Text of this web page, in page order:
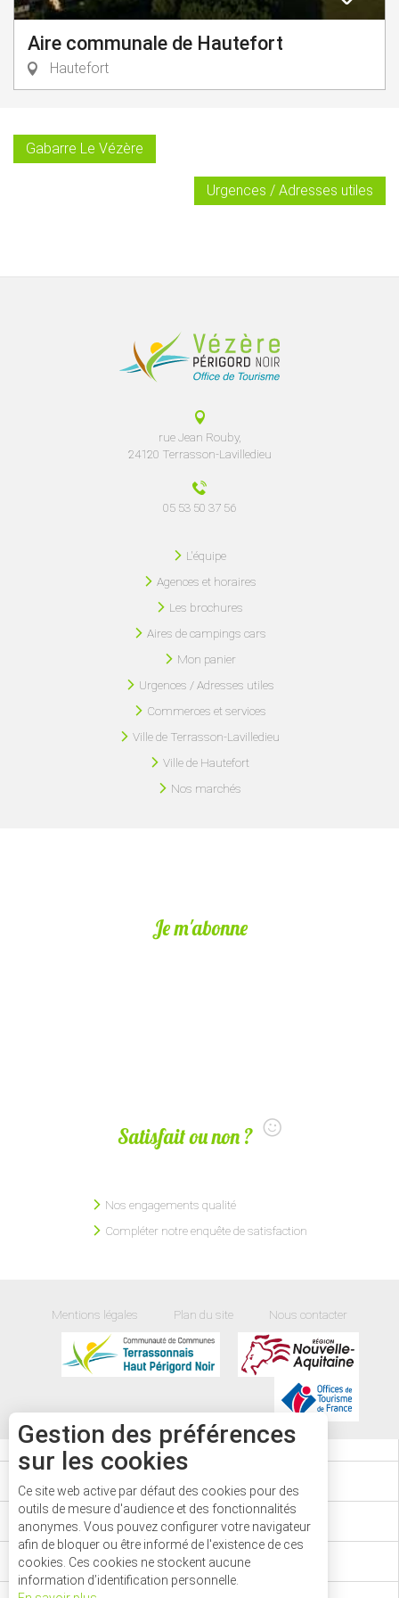
Aire communale de Hautefort
Hautefort
Gabarre Le Vézère
Urgences / Adresses utiles
rue Jean Rouby,
24120 Terrasson-Lavilledieu
05 53 50 37 56
L'équipe
Agences et horaires
Les brochures
Aires de campings cars
Mon panier
Urgences / Adresses utiles
Commerces et services
Ville de Terrasson-Lavilledieu
Ville de Hautefort
Nos marchés
Je m'abonne
Satisfait ou non ?
Nos engagements qualité
Compléter notre enquête de satisfaction
Mentions légales Plan du site Nous contacter
CARTE
PASS'AVENTURE
Gestion des préférences
sur les cookies
Ce site web active par défaut des cookies pour des
outils de mesure d'audience et des fonctionnalités
anonymes. Vous pouvez configurer votre navigateur
afin de bloquer ou être informé de l'existence de ces
cookies. Ces cookies ne stockent aucune
information d’identification personnelle.